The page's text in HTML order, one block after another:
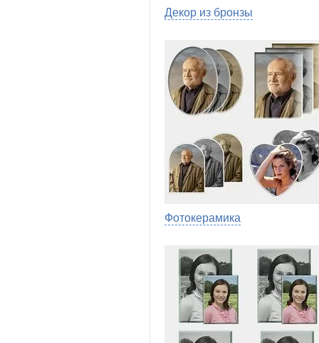
Декор из бронзы
Фотокерамика